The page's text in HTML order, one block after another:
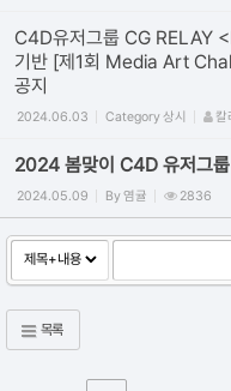
C4D유저그룹 CG RELAY
기반 [제1회 Media Art
공지
2024.06.03 Category상시 칼
2024 봄맞이 C4D 유저그룹
2024.05.09 By염귤 2836
목록